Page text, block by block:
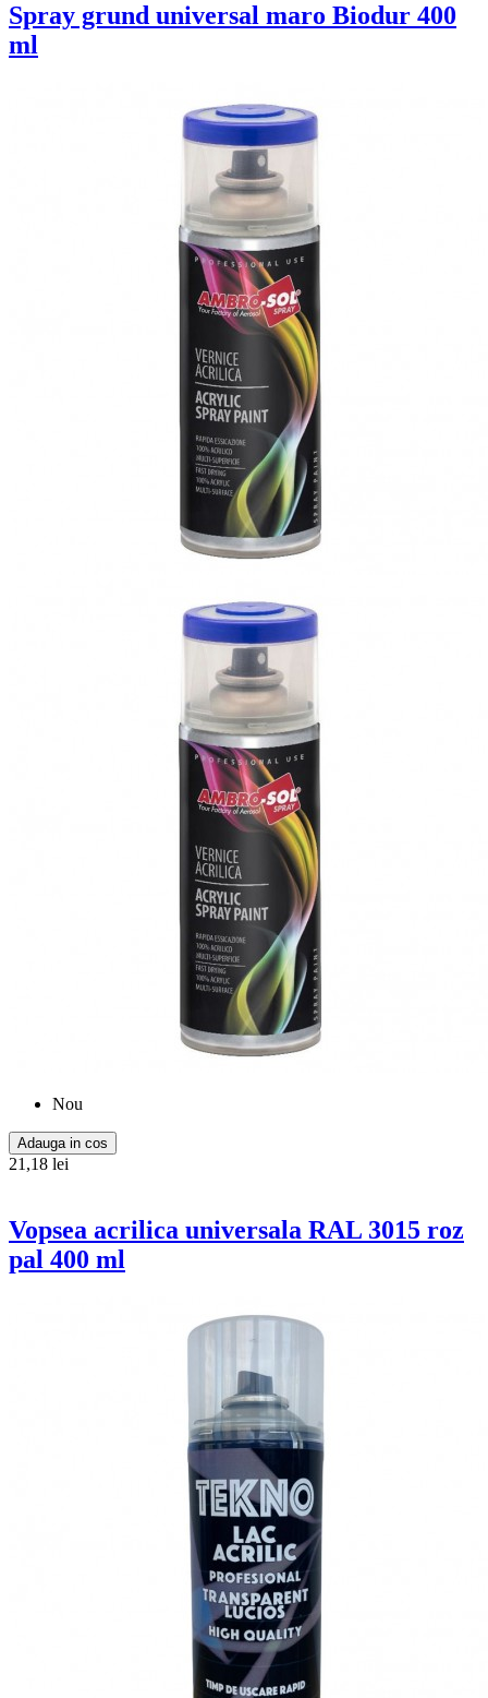
Spray grund universal maro Biodur 400
ml
Nou
Adauga in cos
21,18 lei
Vopsea acrilica universala RAL 3015 roz
pal 400 ml